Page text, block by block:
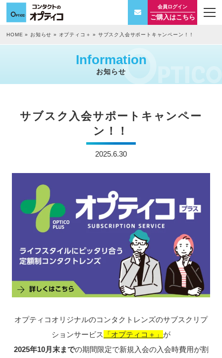
会員ログイン
ご購入はこちら
HOME » お知らせ » オプティコ＋ » サブスク入会サポートキャンペーン！！
Information
お知らせ
サブスク入会サポートキャンペー
ン！！
2025.6.30
オプティコオリジナルのコンタクトレンズのサブスクリプ
ションサービス
「オプティコ＋」 が
2025年10月末までの期間限定で新規入会の入会時費用が割
t
o
g